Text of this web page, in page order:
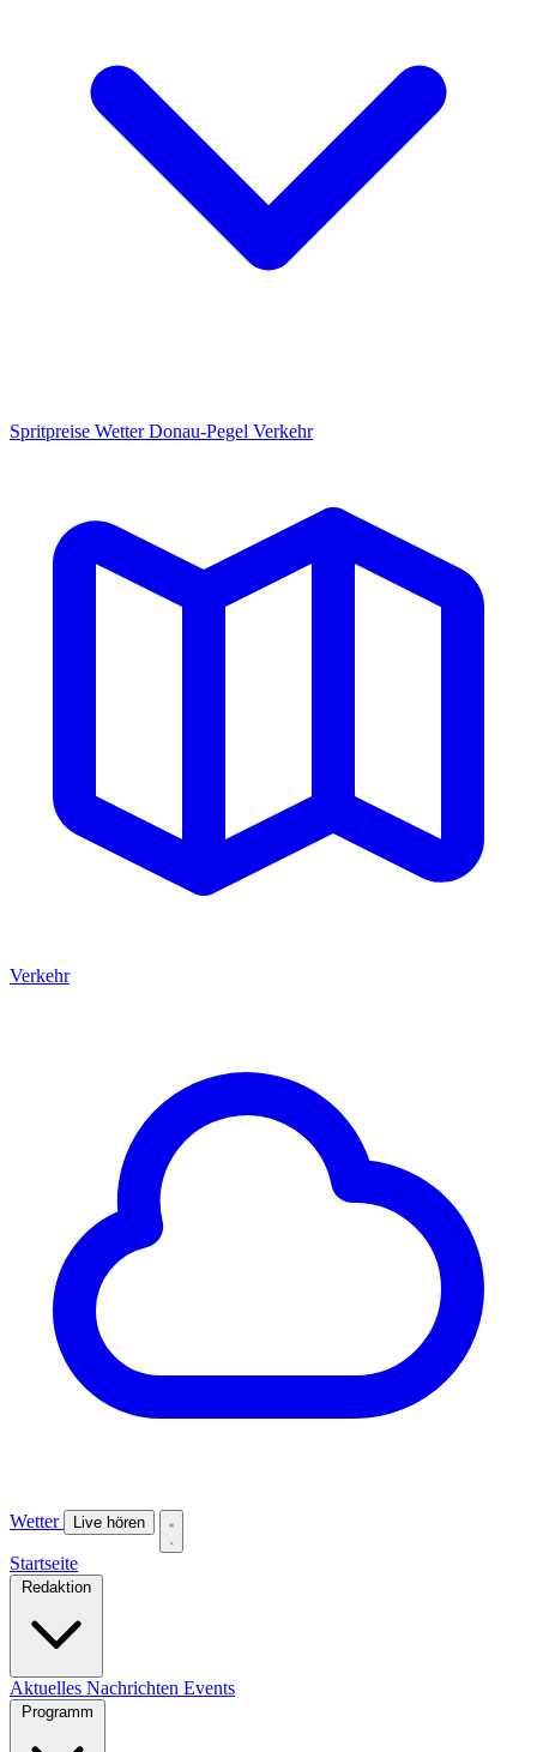
Spritpreise WetterDonau-Pegel Verkehr
Verkehr
Wetter Live hören
Startseite
Redaktion
Aktuelles Nachrichten Events
Programm